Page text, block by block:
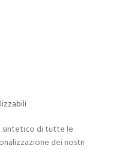
sintetico di tutte le
dei nostri